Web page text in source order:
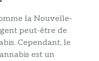
la Nouvelle-
peut-être de
Cependant, le
est un